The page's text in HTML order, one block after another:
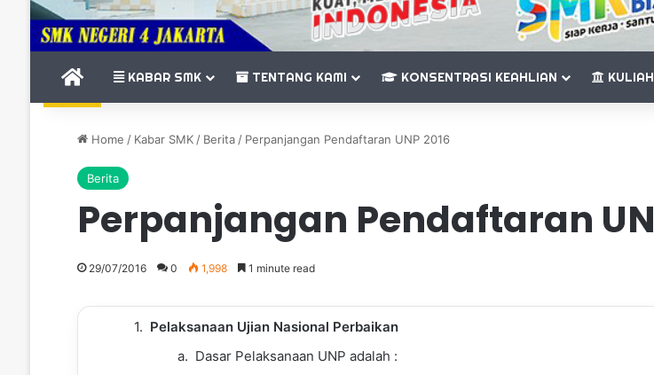
BERANDAKABAR SMK TENTANG KAMI KONSENTRASI KEAHLIAN KULIAH
Home / Kabar SMK / Berita / Perpanjangan Pendaftaran UNP 2016
Berita
Perpanjangan Pendaftaran
29/07/2016 0 1,998 1 minute read
Pelaksanaan Ujian Nasional Perbaikan
Dasar Pelaksanaan UNP adalah :